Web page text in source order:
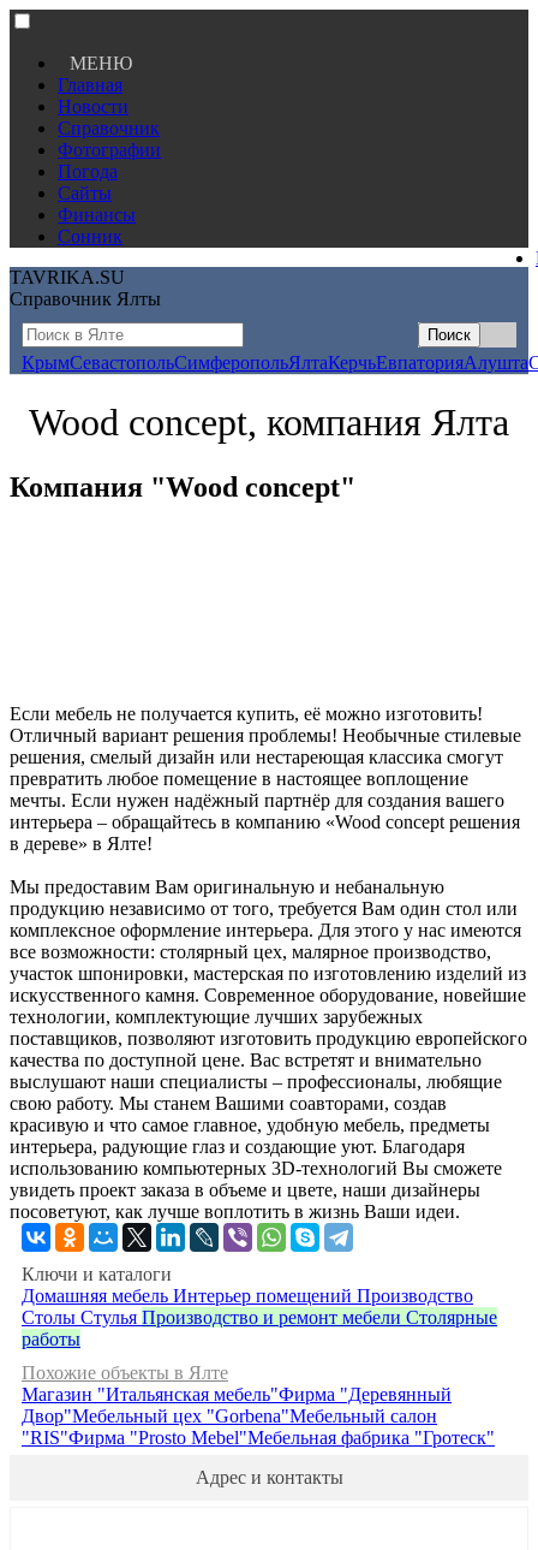
МЕНЮ
Главная
Новости
Справочник
Фотографии
Погода
Сайты
Финансы
Сонник
TAVRIKA.SU
Справочник Ялты
КрымСевастопольСимферопольЯлтаКерчьЕвпаторияАлушта
Wood concept, компания Ялта
Компания "Wood concept"
Если мебель не получается купить, её можно изготовить!
Отличный вариант решения проблемы! Необычные стилевые
решения, смелый дизайн или нестареющая классика смогут
превратить любое помещение в настоящее воплощение
мечты. Если нужен надёжный партнёр для создания вашего
интерьера – обращайтесь в компанию «Wood concept решения
в дереве» в Ялте!
Мы предоставим Вам оригинальную и небанальную
продукцию независимо от того, требуется Вам один стол или
комплексное оформление интерьера. Для этого у нас имеются
все возможности: столярный цех, малярное производство,
участок шпонировки, мастерская по изготовлению изделий из
искусственного камня. Современное оборудование, новейшие
технологии, комплектующие лучших зарубежных
поставщиков, позволяют изготовить продукцию европейского
качества по доступной цене. Вас встретят и внимательно
выслушают наши специалисты – профессионалы, любящие
свою работу. Мы станем Вашими соавторами, создав
красивую и что самое главное, удобную мебель, предметы
интерьера, радующие глаз и создающие уют. Благодаря
использованию компьютерных 3D-технологий Вы сможете
увидеть проект заказа в объеме и цвете, наши дизайнеры
посоветуют, как лучше воплотить в жизнь Ваши идеи.
Ключи и каталоги
Домашняя мебель Интерьер помещений Производство
Столы Стулья Производство и ремонт мебели Столярные
работы
Похожие объекты в Ялте
Магазин "Итальянская мебель"Фирма "Деревянный
Двор"Мебельный цех "Gorbena"Мебельный салон
"RIS"Фирма "Prosto Mebel"Мебельная фабрика "Гротеск"
Адрес и контакты